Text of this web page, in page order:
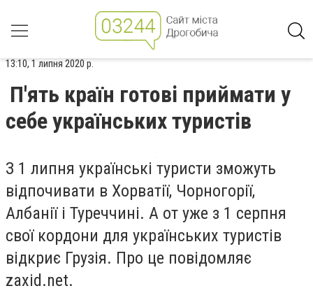
13:10, 1 липня 2020 р.
П'ять країн готові приймати у
себе українських туристів
З 1 липня українські туристи зможуть
відпочивати в Хорватії, Чорногорії,
Албанії і Туреччині. А от уже з 1 серпня
свої кордони для українських туристів
відкриє Грузія. Про це повідомляє
zaxid.net.